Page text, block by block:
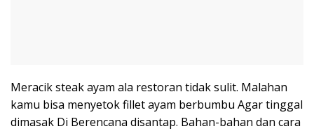
Meracik steak ayam ala restoran tidak sulit. Malahan
kamu bisa menyetok fillet ayam berbumbu Agar tinggal
dimasak Di Berencana disantap. Bahan-bahan dan cara